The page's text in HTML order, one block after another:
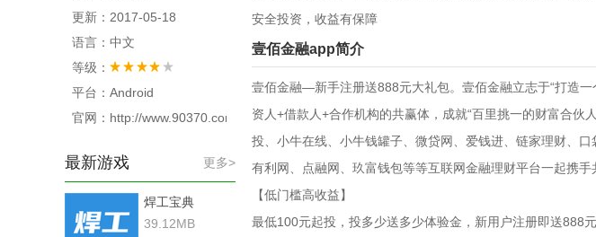
更新：2017-05-18
语言：中文
等级：
平台：Android
官网：http://www.90370.com/
更多>
最新游戏
焊工宝典
39.12MB
安全投资，收益有保障
壹佰金融app简介
壹佰金融―新手注册送888元大礼包。壹佰金融立志于“打造
资人+借款人+合作机构的共赢体，成就“百里挑一的财富合伙
投、小牛在线、小牛钱罐子、微贷网、爱钱进、链家理财、
有利网、点融网、玖富钱包等等互联网金融理财平台一起携
【低门槛高收益】
最低100元起投，投多少送多少体验金，新用户注册即送888